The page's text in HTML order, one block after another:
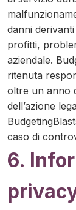
danni
profitti,
aziendale.
ritenuta
oltre un anno
dell’azione
caso di
6.